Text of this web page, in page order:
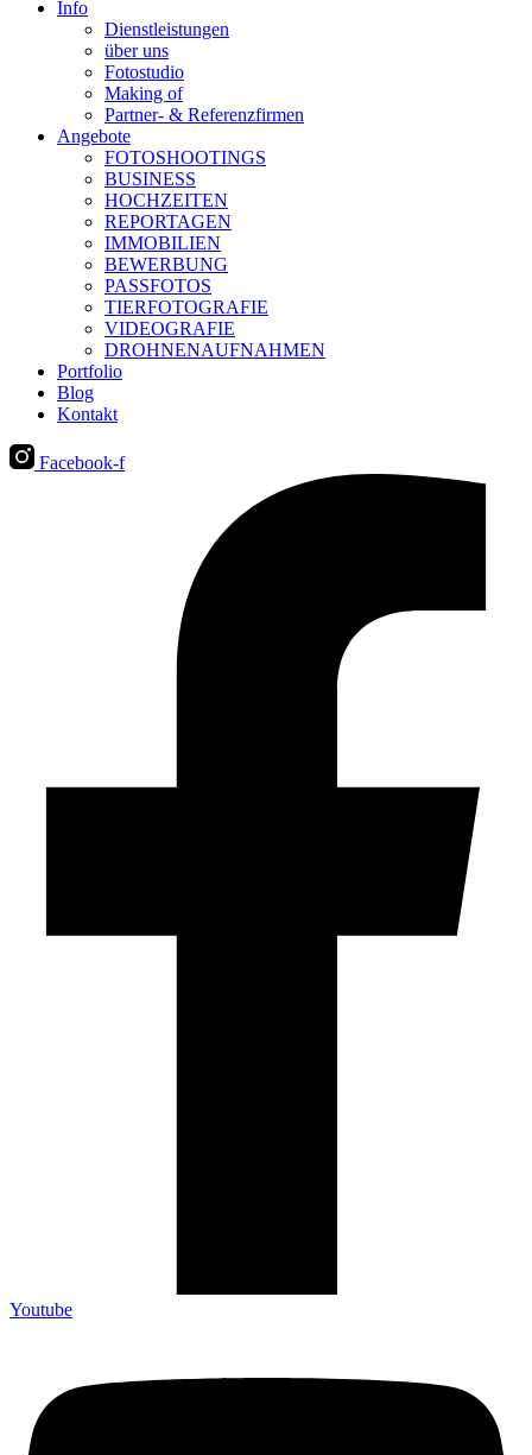
Info
Dienstleistungen
über uns
Fotostudio
Making of
Partner- & Referenzfirmen
Angebote
FOTOSHOOTINGS
BUSINESS
HOCHZEITEN
REPORTAGEN
IMMOBILIEN
BEWERBUNG
PASSFOTOS
TIERFOTOGRAFIE
VIDEOGRAFIE
DROHNENAUFNAHMEN
Portfolio
Blog
Kontakt
Facebook-f
Youtube